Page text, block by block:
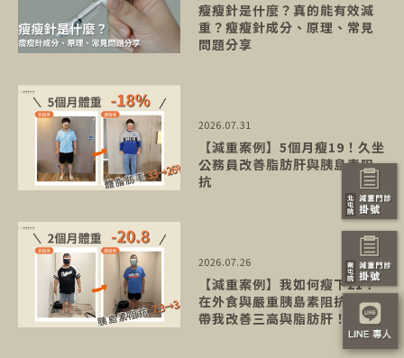
瘦瘦針是什麼？真的能有效減
重？瘦瘦針成分、原理、常見
問題分享
【減重案例】5個月瘦19！久坐
公務員改善脂肪肝與胰島素阻
抗
2026.07.31
【減重案例】我如何瘦下21？
在外食與嚴重胰島素阻抗中，
帶我改善三高與脂肪肝！
2026.07.26